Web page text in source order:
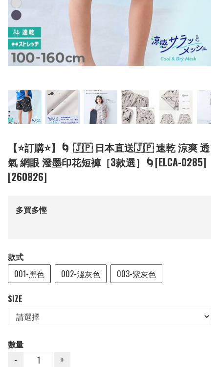
【⭐訂購⭐】🌀 🇯🇵 日本直送🇯🇵 速乾 涼爽 透
氣 網眼 潑墨印花短褲［3款選］🌀[ELCA-0285]
[260826]
多買多慳
款式
001-黑色
002-淺灰色 003-紫灰色
SIZE
數量
−
+